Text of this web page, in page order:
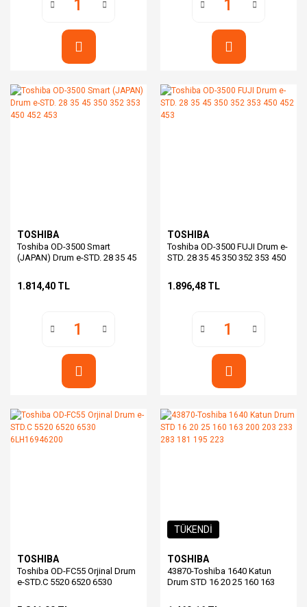
TOSHIBA
Toshiba OD-3500 Smart
(JAPAN) Drum e-STD. 28 35 45
1.814,40 TL
TOSHIBA
Toshiba OD-3500 FUJI Drum e-
STD. 28 35 45 350 352 353 450
1.896,48 TL
TOSHIBA
Toshiba OD-FC55 Orjinal Drum
e-STD.C 5520 6520 6530
TÜKENDİ
TOSHIBA
43870-Toshiba 1640 Katun
Drum STD 16 20 25 160 163